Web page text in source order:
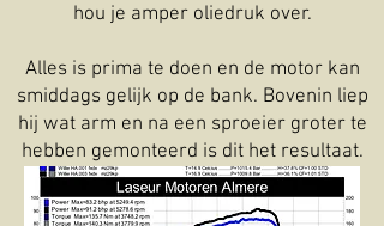
hou je amper oliedruk over.
Alles is prima te doen en de motor kan
smiddags gelijk op de bank. Bovenin liep
hij wat arm en na een sproeier groter te
hebben gemonteerd is dit het resultaat.